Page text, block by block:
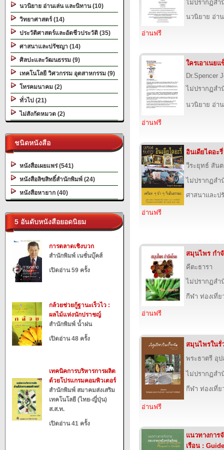
นวนิยาย อ่านเล่น และนิทาน (10)
วิทยาศาสตร์ (14)
ประวัติศาสตร์และอัตชีวประวัติ (35)
ศาสนาและปรัชญา (14)
ศิลปะและวัฒนธรรม (9)
เทคโนโลยี วิศวกรรม อุตสาหกรรม (9)
โทรคมนาคม (2)
ทั่วไป (21)
ไม่สังกัดหมวด (2)
ชนิดหนังสือ
หนังสือเผยแพร่ (541)
หนังสือลิขสิทธิ์สำนักพิมพ์ (24)
หนังสือหายาก (40)
5 อันดับหนังสือยอดนิยม
การตลาดเชิงบวก
สำนักพิมพ์ เนชั่นบุ๊คส์
เปิดอ่าน 59 ครั้ง
กล้วยช่วยกู้ฐานะเร็วไว :
ผลไม้แห่งนักปราชญ์
สำนักพิมพ์ น้ำฝน
เปิดอ่าน 48 ครั้ง
เทคนิคการบริหารการผลิต
ด้วยโปรแกรมคอมพิวเตอร์
สำนักพิมพ์ สมาคมส่งเสริม
เทคโนโลยี (ไทย-ญี่ปุ่น)
ส.ส.ท.
เปิดอ่าน 41 ครั้ง
ไม่ปรากฏส
นวนิยาย อ่า
อ่านฟรี
ใครเอาเนย
Dr.Spencer
ไม่ปรากฏส
นวนิยาย อ่า
อ่านฟรี
อินเดียไดอะรี่
วีระยุทธ์ สัน
ไม่ปรากฏส
ศาสนาและป
อ่านฟรี
สมุนไพร กำ
คีตะธารา
ไม่ปรากฏส
กีฬา ท่องเที่
อ่านฟรี
สมุนไพรในรั่
พระธาตรี อุ
ไม่ปรากฏส
กีฬา ท่องเที่
อ่านฟรี
แนวทางการ
เรือน :